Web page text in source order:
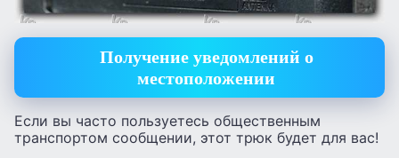
Получение уведомлений о
местоположении
Если вы часто пользуетесь общественным
транспортом сообщении, этот трюк будет для вас!